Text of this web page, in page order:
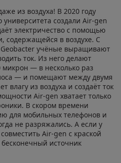
из воздуха! В 2020 году
университета создали Air-gen
электричество с помощью
содержащейся в воздухе. С
учёные выращивают
ток. Из него делают
— в несколько раз
— и помещают между двумя
влагу из воздуха и создаёт ток
Air-gen хватает только
В скором времени
для мобильных телефонов и
не разряжались. А если у
Air-gen с краской
бесконечный источник